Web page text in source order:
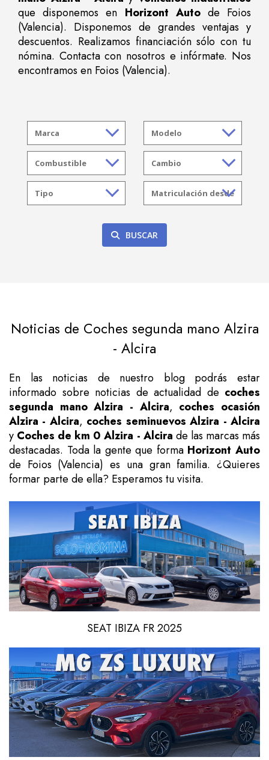
que disponemos en Horizont Autode Foios
(Valencia). Disponemos de grandes ventajas y
descuentos. Realizamos financiación sólo con tu
nómina. Contacta con nosotros e infórmate. Nos
encontramos en Foios (Valencia).
BUSCAR
Noticias de Coches segunda mano Alzira
- Alcira
En las noticias de nuestro blog podrás estar
informado sobre noticias de actualidad de coches
segunda mano Alzira - Alcira, coches ocasión
Alzira - Alcira, coches seminuevos Alzira - Alcira
y Coches de km 0 Alzira - Alcira de las marcas más
destacadas. Toda la gente que forma Horizont Auto
de Foios (Valencia) es una gran familia. ¿Quieres
formar parte de ella? Esperamos tu visita.
SEAT IBIZA FR 2025